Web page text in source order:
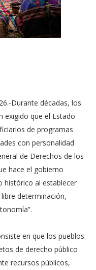
Durante décadas, los
exigido que el Estado
de programas
con personalidad
de Derechos de los
hace el gobierno
histórico al establecer
determinación,
en que los pueblos
de derecho público
recursos públicos,